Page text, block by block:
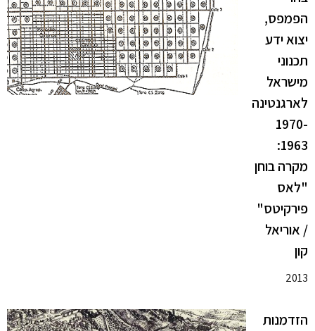
הפמפס,
יצוא ידע
תכנוני
מישראל
לארגנטינה
1970-
1963:
מקרה בוחן
"לאס
פירקיטס"
/ אוריאל
קון
2013
הזדמנות